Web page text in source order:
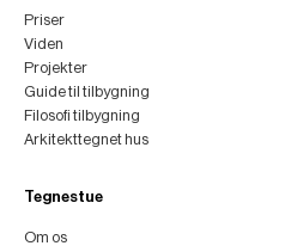
Priser
Viden
Projekter
Guide til tilbygning
Filosofi tilbygning
Arkitekttegnet hus
Tegnestue
Om os